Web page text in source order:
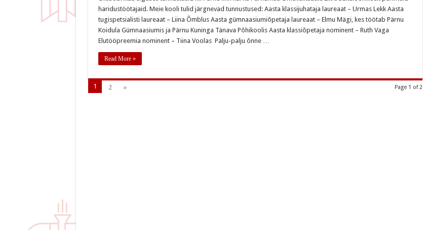
2024
haridustöötajaid. Meie kooli tulid järgnevad tunnustused: Aasta klassijuhataja laureaat – Urmas Lekk Aasta
tugispetsialisti laureaat – Liina Õmblus Aasta gümnaasiumiõpetaja laureaat – Elmu Mägi, kes töötab Pärnu
Koidula Gümnaasiumis ja Pärnu Kuninga Tänava Põhikoolis Aasta klassiõpetaja nominent – Ruth Vaga
Elutööpreemia nominent – Tiina Voolas Palju-palju õnne …
Read More »
Page 1 of 2
1 2 »